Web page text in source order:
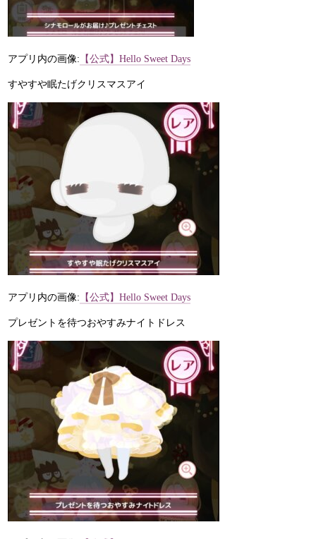
アプリ内の画像: 【公式】Hello Sweet Days
すやすや眠たげクリスマスアイ
アプリ内の画像: 【公式】Hello Sweet Days
プレゼントを待つおやすみナイトドレス